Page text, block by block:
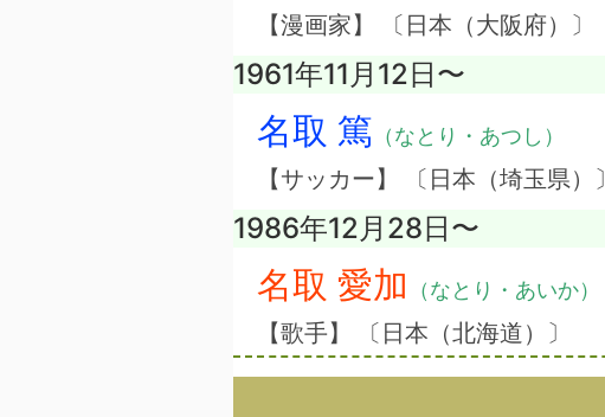
【漫画家】 〔日本（大阪府）〕
1961年11月12日〜
名取 篤 （なとり・あつし）
【サッカー】 〔日本（埼玉県）〕
1986年12月28日〜
名取 愛加 （なとり・あいか）
【歌手】 〔日本（北海道）〕